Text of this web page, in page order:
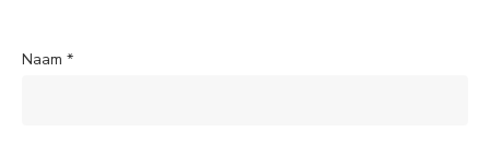
Naam *